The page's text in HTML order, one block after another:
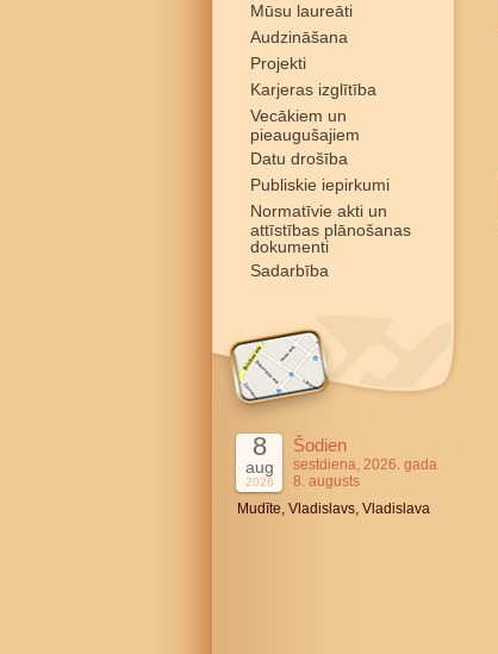
Mūsu laureāti
Audzināšana
Projekti
Karjeras izglītība
Vecākiem un
pieaugušajiem
Datu drošība
Publiskie iepirkumi
Normatīvie akti un
attīstības plānošanas
dokumenti
Sadarbība
8
aug
2026
Šodien
sestdiena, 2026. gada
8. augusts
Mudīte, Vladislavs, Vladislava